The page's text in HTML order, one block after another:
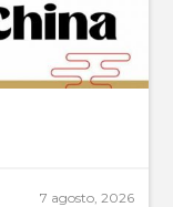
7 agosto, 2026